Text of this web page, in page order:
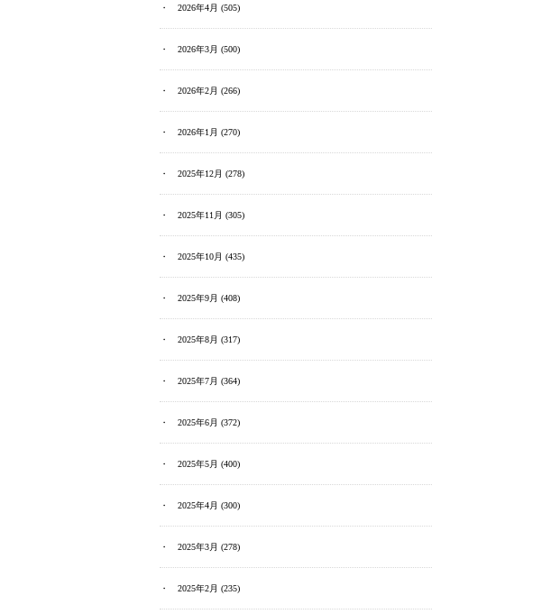
2026年4月 (505)
2026年3月 (500)
2026年2月 (266)
2026年1月 (270)
2025年12月 (278)
2025年11月 (305)
2025年10月 (435)
2025年9月 (408)
2025年8月 (317)
2025年7月 (364)
2025年6月 (372)
2025年5月 (400)
2025年4月 (300)
2025年3月 (278)
2025年2月 (235)